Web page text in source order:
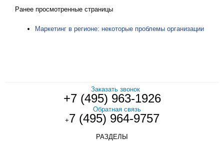
Ранее просмотренные страницы
Маркетинг в регионе: некоторые проблемы организации
Заказать звонок
+7 (495) 963-1926
Обратная связь
+7 (495) 964-9757
РАЗДЕЛЫ